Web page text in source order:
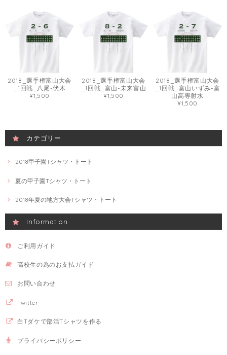
2018_選手権富山大会
_1回戦_八尾-伏木
¥1,500
2018_選手権富山大会
_1回戦_富山-未来富山
¥1,500
2018_選手権富山大会
_1回戦_富山いずみ-富
山高専射水
¥1,500
カテゴリー
2018甲子園Tシャツ・トート
夏の甲子園Tシャツ・トート
2018年夏の地方大会Tシャツ・トート
Information
ご利用ガイド
高校生の為のお支払ガイド
お問い合わせ
Twitter
白Tダケで部活Tシャツを作る
プライバシーポリシー